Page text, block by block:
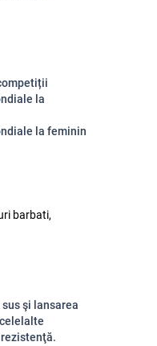
la
la feminin
barbati,
şi lansarea